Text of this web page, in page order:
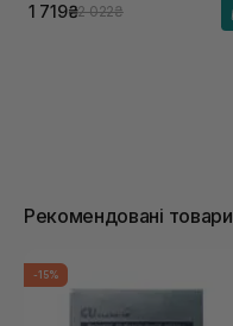
1 719₴2 022₴
Рекомендовані товари
-15%